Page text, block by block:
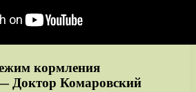
кормления
Доктор Комаровский